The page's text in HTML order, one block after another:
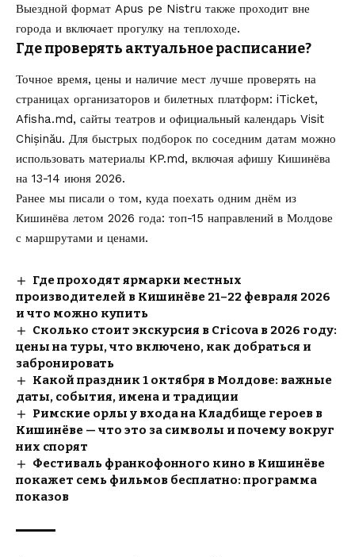
Выездной формат Apus pe Nistru также проходит вне
города и включает прогулку на теплоходе.
Где проверять актуальное расписание?
Точное время, цены и наличие мест лучше проверять на
страницах организаторов и билетных платформ: iTicket,
Afisha.md, сайты театров и официальный календарь Visit
Chișinău. Для быстрых подборок по соседним датам можно
использовать материалы KP.md, включая афишу Кишинёва
на 13-14 июня 2026.
Ранее мы писали о том, куда поехать одним днём из
Кишинёва летом 2026 года: топ-15 направлений в Молдове
с маршрутами и ценами.
Где проходят ярмарки местных
производителей в Кишинёве 21–22 февраля 2026
и что можно купить
Сколько стоит экскурсия в Cricova в 2026 году:
цены на туры, что включено, как добраться и
забронировать
Какой праздник 1 октября в Молдове: важные
даты, события, имена и традиции
Римские орлы у входа на Кладбище героев в
Кишинёве — что это за символы и почему вокруг
них спорят
Фестиваль франкофонного кино в Кишинёве
покажет семь фильмов бесплатно: программа
показов